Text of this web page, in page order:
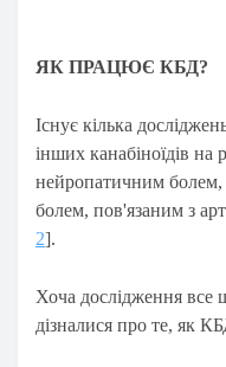
ЯК ПРАЦЮЄ КБД?
Існує кілька
інших канабіноїдів
нейропатичним болем,
болем, пов'язаним з
2].
Хоча дослідження все
дізналися про те, як